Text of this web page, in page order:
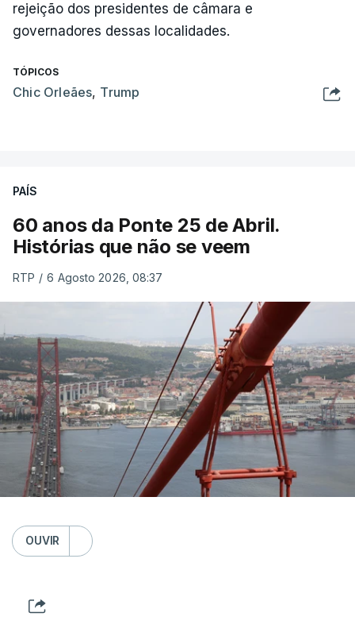
rejeição dos presidentes de câmara e
governadores dessas localidades.
TÓPICOS
Chic Orleães, Trump
PAÍS
60 anos da Ponte 25 de Abril.
Histórias que não se veem
RTP / 6 Agosto 2026, 08:37
OUVIR